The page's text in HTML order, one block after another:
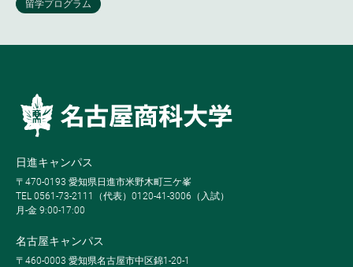
日進キャンパス
〒470-0193 愛知県日進市米野木町三ケ峯
TEL 0561-73-2111（代表）0120-41-3006（入試）
月-金 9:00-17:00
名古屋キャンパス
〒460-0003 愛知県名古屋市中区錦1-20-1